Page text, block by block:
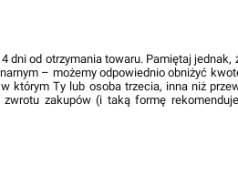
dni od otrzymania towaru. Pamiętaj
– możemy odpowiednio obniżyć
Ty lub osoba trzecia, inna niż
zakupów (i taką formę